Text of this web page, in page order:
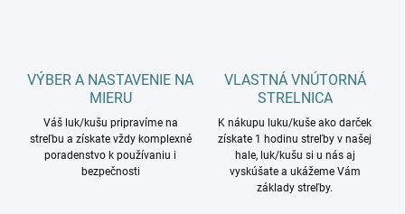
VÝBER A NASTAVENIE NA
MIERU
Váš luk/kušu pripravíme na
streľbu a získate vždy komplexné
poradenstvo k používaniu i
bezpečnosti
VLASTNÁ VNÚTORNÁ
STRELNICA
K nákupu luku/kuše ako darček
získate 1 hodinu streľby v našej
hale, luk/kušu si u nás aj
vyskúšate a ukážeme Vám
základy streľby.